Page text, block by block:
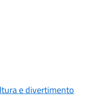
e divertimento